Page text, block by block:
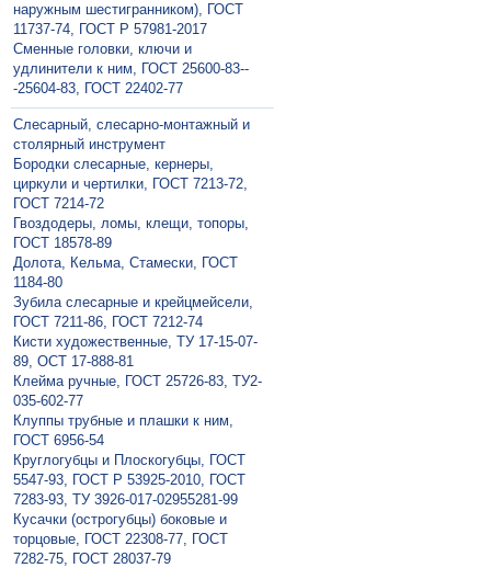
наружным шестигранником), ГОСТ
11737-74, ГОСТ Р 57981-2017
Сменные головки, ключи и
удлинители к ним, ГОСТ 25600-83--
-25604-83, ГОСТ 22402-77
Слесарный, слесарно-монтажный и
столярный инструмент
Бородки слесарные, кернеры,
циркули и чертилки, ГОСТ 7213-72,
ГОСТ 7214-72
Гвоздодеры, ломы, клещи, топоры,
ГОСТ 18578-89
Долота, Кельма, Стамески, ГОСТ
1184-80
Зубила слесарные и крейцмейсели,
ГОСТ 7211-86, ГОСТ 7212-74
Кисти художественные, ТУ 17-15-07-
89, ОСТ 17-888-81
Клейма ручные, ГОСТ 25726-83, ТУ2-
035-602-77
Клуппы трубные и плашки к ним,
ГОСТ 6956-54
Круглогубцы и Плоскогубцы, ГОСТ
5547-93, ГОСТ Р 53925-2010, ГОСТ
7283-93, ТУ 3926-017-02955281-99
Кусачки (острогубцы) боковые и
торцовые, ГОСТ 22308-77, ГОСТ
7282-75, ГОСТ 28037-79